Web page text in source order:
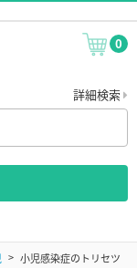
0
詳細検索
小児感染症のトリセツ